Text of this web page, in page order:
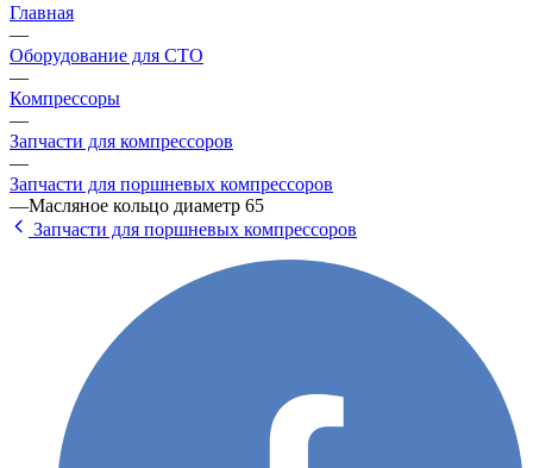
Главная
—
Оборудование для СТО
—
Компрессоры
—
Запчасти для компрессоров
—
Запчасти для поршневых компрессоров
—Масляное кольцо диаметр 65
Запчасти для поршневых компрессоров